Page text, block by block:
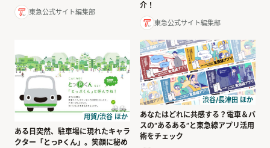
東急公式サイト編集部
介！
東急公式サイト編集部
用賀/渋谷 ほか
ある日突然、駐車場に現れたキャラ
クター「とっPくん」。笑顔に秘め
渋谷/長津田 ほか
あなたはどれに共感する？電車＆バ
スの“あるある”と東急線アプリ活用
術をチェック